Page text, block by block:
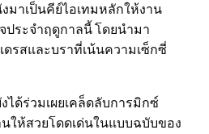
มาเป็นคีย์ไอเทมหลักให้งาน
ระจำฤดูกาลนี้ โดยนำมา
รสและบราที่เน้นความเซ็กซี่
ได้ร่วมเผยเคล็ดลับการมิกซ์
ให้สวยโดดเด่นในแบบฉบับของ